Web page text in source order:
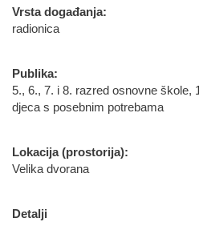
Vrsta događanja:
radionica
Publika:
5., 6., 7. i 8. razred osnovne škole,
djeca s posebnim potrebama
Lokacija (prostorija):
Velika dvorana
Detalji